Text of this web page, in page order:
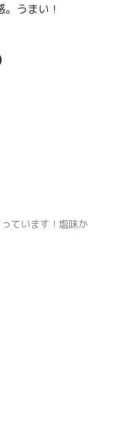
うまい！
ています！塩味か